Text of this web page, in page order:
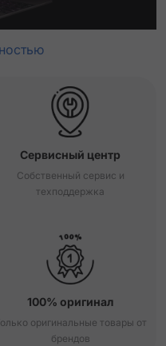
Сервисный центр
Собственный сервис и
техподдержка
100% оригинал
оригинальные товары от
брендов